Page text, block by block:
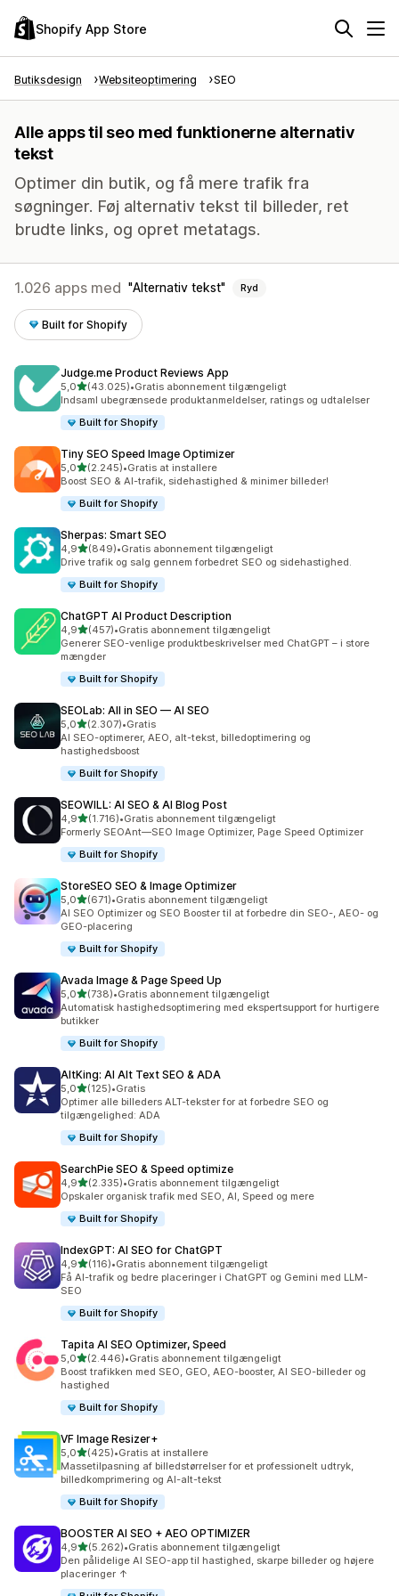
Shopify App Store
Butiksdesign Websiteoptimering SEO
Alle apps til seo med funktionerne alternativ
tekst
Optimer din butik, og få mere trafik fra
søgninger. Føj alternativ tekst til billeder, ret
brudte links, og opret metatags.
1.026 apps med Alternativ tekst Ryd
Built for Shopify
Judge.me Product Reviews App
5,0ud af 5 stjerner
(43.025)
43025 anmeldelser i alt
•Gratis abonnement tilgængeligt
Indsaml ubegrænsede produktanmeldelser, ratings og udtalelser
Built for Shopify
Tiny SEO Speed Image Optimizer
5,0ud af 5 stjerner
(2.245)
2245 anmeldelser i alt
•Gratis at installere
Boost SEO & AI-trafik, sidehastighed & minimer billeder!
Built for Shopify
Sherpas: Smart SEO
4,9ud af 5 stjerner
(849)
849 anmeldelser i alt
•Gratis abonnement tilgængeligt
Drive trafik og salg gennem forbedret SEO og sidehastighed.
Built for Shopify
ChatGPT AI Product Description
4,9ud af 5 stjerner
(457)
457 anmeldelser i alt
•Gratis abonnement tilgængeligt
Generer SEO-venlige produktbeskrivelser med ChatGPT – i store
mængder
Built for Shopify
SEOLab: All in SEO — AI SEO
5,0ud af 5 stjerner
(2.307)
2307 anmeldelser i alt
•Gratis
AI SEO-optimerer, AEO, alt-tekst, billedoptimering og
hastighedsboost
Built for Shopify
SEOWILL: AI SEO & AI Blog Post
4,9ud af 5 stjerner
(1.716)
1716 anmeldelser i alt
•Gratis abonnement tilgængeligt
Formerly SEOAnt—SEO Image Optimizer, Page Speed Optimizer
Built for Shopify
StoreSEO SEO & Image Optimizer
5,0ud af 5 stjerner
(671)
671 anmeldelser i alt
•Gratis abonnement tilgængeligt
AI SEO Optimizer og SEO Booster til at forbedre din SEO-, AEO- og
GEO-placering
Built for Shopify
Avada Image & Page Speed Up
5,0ud af 5 stjerner
(738)
738 anmeldelser i alt
•Gratis abonnement tilgængeligt
Automatisk hastighedsoptimering med ekspertsupport for hurtigere
butikker
Built for Shopify
AltKing: AI Alt Text SEO & ADA
5,0ud af 5 stjerner
(125)
125 anmeldelser i alt
•Gratis
Optimer alle billeders ALT-tekster for at forbedre SEO og
tilgængelighed: ADA
Built for Shopify
SearchPie SEO & Speed optimize
4,9ud af 5 stjerner
(2.335)
2335 anmeldelser i alt
•Gratis abonnement tilgængeligt
Opskaler organisk trafik med SEO, AI, Speed og mere
Built for Shopify
IndexGPT: AI SEO for ChatGPT
4,9ud af 5 stjerner
(116)
116 anmeldelser i alt
•Gratis abonnement tilgængeligt
Få AI-trafik og bedre placeringer i ChatGPT og Gemini med LLM-
SEO
Built for Shopify
Tapita AI SEO Optimizer, Speed
5,0ud af 5 stjerner
(2.446)
2446 anmeldelser i alt
•Gratis abonnement tilgængeligt
Boost trafikken med SEO, GEO, AEO-booster, AI SEO-billeder og
hastighed
Built for Shopify
VF Image Resizer+
5,0ud af 5 stjerner
(425)
425 anmeldelser i alt
•Gratis at installere
Massetilpasning af billedstørrelser for et professionelt udtryk,
billedkomprimering og AI-alt-tekst
Built for Shopify
BOOSTER AI SEO + AEO OPTIMIZER
4,9ud af 5 stjerner
(5.262)
5262 anmeldelser i alt
•Gratis abonnement tilgængeligt
Den pålidelige AI SEO-app til hastighed, skarpe billeder og højere
placeringer ↑